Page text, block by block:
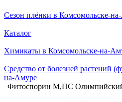
Сезон плёнки в Комсомольске-
Каталог
Химикаты в Комсомольске-на-
Средство от болезней растений
на-Амуре
Фитоспорин М,ПС Олимпийский